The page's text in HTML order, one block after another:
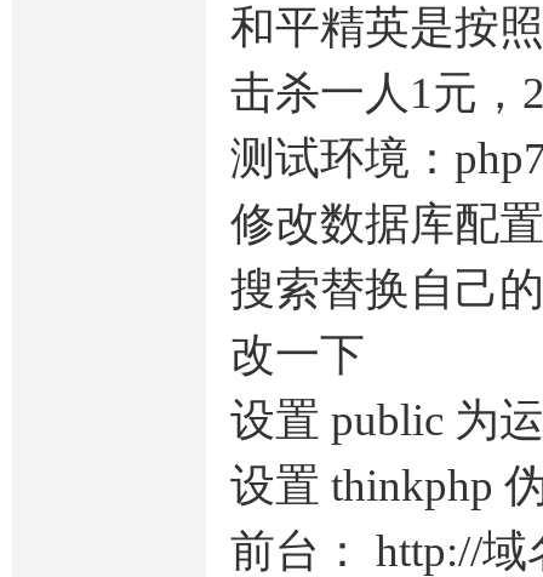
和平精英是按
击杀一人1元，
测试环境：
修改数据库配置
搜索替换自己
改一下
设置 public 为
设置 thinkphp
前台： http://域